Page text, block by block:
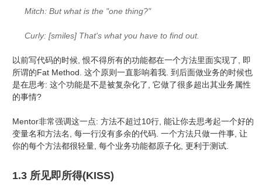
Mitch: But what is the "one thing?"
Curly: [smiles] That's what you have to find out.
以前写代码的时候, 恨不得所有的功能都在一个方法里面实现了, 即
所谓的Fat Method. 这个原则一直影响着我. 到后面做业务的时候也
是在思考: 这个功能是不是被复杂化了, 它做了很多超出其业务属性
的事情?
Mentor非常强调这一点: 方法不超过10行, 能让你去思考起一个好的
变量名和方法名, 每一行没有多余的代码. 一个方法只做一件事, 让
你的每个方法都很轻量, 每个业务功能都原子化, 更利于测试.
1.3 所见即所得(KISS)